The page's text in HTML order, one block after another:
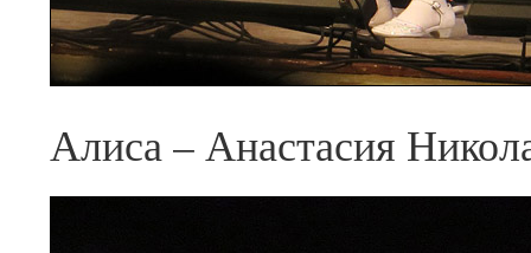
Алиса – Анастасия